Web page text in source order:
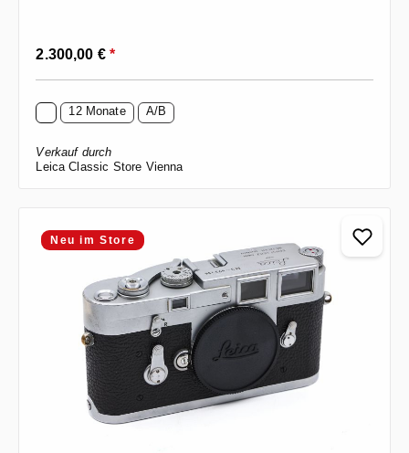
Regulärer Preis:
2.300,00 €*
12 Monate A/B
Verkauf durch
Leica Classic Store Vienna
Neu im Store